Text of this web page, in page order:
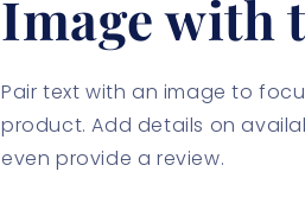
Image with
Pair text with an image to
product. Add details on
even provide a review.